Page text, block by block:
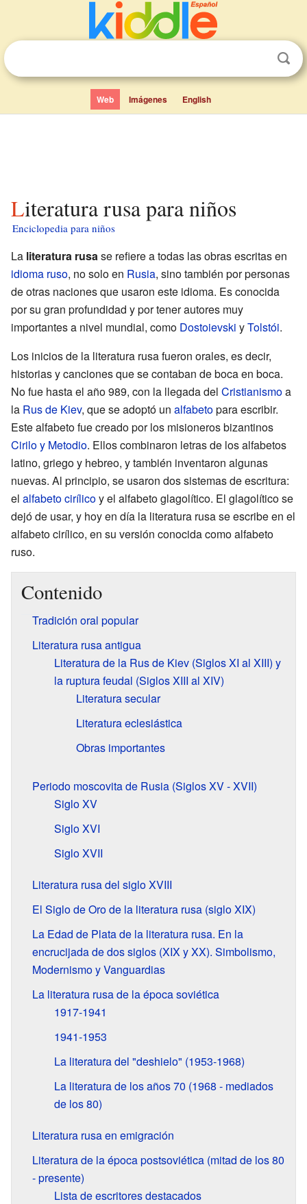
Web Imágenes English
Literatura rusa para niños
Enciclopedia para niños
La literatura rusase refiere a todas las obras escritas en
idioma ruso, no solo en Rusia, sino también por personas
de otras naciones que usaron este idioma. Es conocida
por su gran profundidad y por tener autores muy
importantes a nivel mundial, como Dostoievski yTolstói.
Los inicios de la literatura rusa fueron orales, es decir,
historias y canciones que se contaban de boca en boca.
No fue hasta el año 989, con la llegada del Cristianismoa
la Rus de Kiev, que se adoptó un alfabetopara escribir.
Este alfabeto fue creado por los misioneros bizantinos
Cirilo y Metodio. Ellos combinaron letras de los alfabetos
latino, griego y hebreo, y también inventaron algunas
nuevas. Al principio, se usaron dos sistemas de escritura:
el alfabeto cirílicoy el alfabeto glagolítico. El glagolítico se
dejó de usar, y hoy en día la literatura rusa se escribe en el
alfabeto cirílico, en su versión conocida como alfabeto
ruso.
Contenido
Tradición oral popular
Literatura rusa antigua
Literatura de la Rus de Kiev (Siglos XI al XIII) y
la ruptura feudal (Siglos XIII al XIV)
Literatura secular
Literatura eclesiástica
Obras importantes
Periodo moscovita de Rusia (Siglos XV - XVII)
Siglo XV
Siglo XVI
Siglo XVII
Literatura rusa del siglo XVIII
El Siglo de Oro de la literatura rusa (siglo XIX)
La Edad de Plata de la literatura rusa. En la
encrucijada de dos siglos (XIX y XX). Simbolismo,
Modernismo y Vanguardias
La literatura rusa de la época soviética
1917-1941
1941-1953
La literatura del "deshielo" (1953-1968)
La literatura de los años 70 (1968 - mediados
de los 80)
Literatura rusa en emigración
Literatura de la época postsoviética (mitad de los 80
- presente)
Lista de escritores destacados